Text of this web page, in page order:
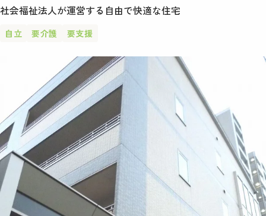
社会福祉法人が運営する自由で快適な住宅
自立 要介護 要支援